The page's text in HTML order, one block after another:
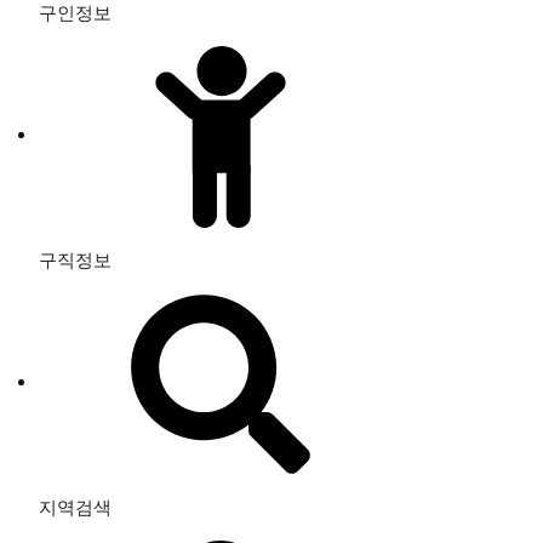
구인정보
구직정보
지역검색